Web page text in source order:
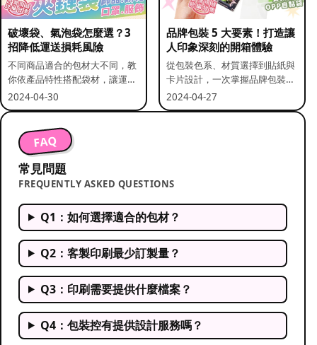
破壞袋、氣泡袋怎麼選？3
招降低運送損耗風險
不同商品適合的包材大不同，教
你依產品特性搭配袋材，讓運送
更安全。
2024-04-30
品牌包裝 5 大要素！打造讓
人印象深刻的開箱體驗
從包裝色系、材質選擇到貼紙與
卡片設計，一次掌握品牌包裝的
關鍵要素。
2024-04-27
FAQ
常見問題
FREQUENTLY ASKED QUESTIONS
Q1：如何選擇適合的包材？
Q2：客製印刷最少訂製量？
Q3：印刷需要提供什麼檔案？
Q4：包裝控有提供設計服務嗎？